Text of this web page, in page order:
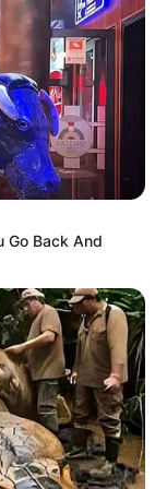
completo
de los
la
tan
cortar
intriga”,
el cerco
de
Go Back And